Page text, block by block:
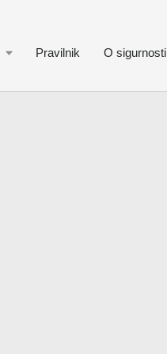
Pravilnik O sigurnosti